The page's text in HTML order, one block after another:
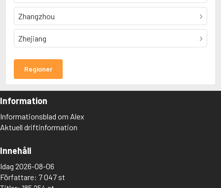
Zhangzhou
Zhejiang
Regioner
Information
Informationsblad om Alex
Aktuell driftinformation
Innehåll
Idag 2026-08-06
Författare: 7 047 st